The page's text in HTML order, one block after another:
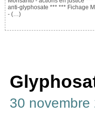
anti-glyphosate *** *** Fichage
- (…)
30 novembre